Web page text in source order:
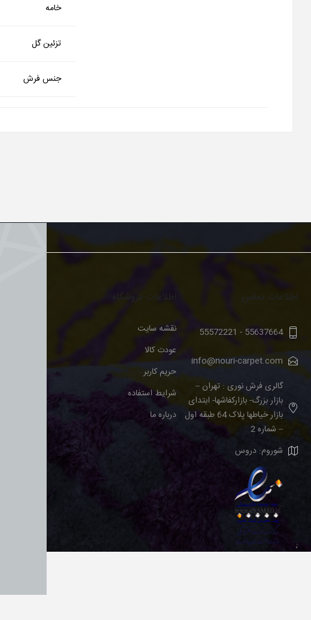
خامه
تزئین گل
جنس فرش
اطلاعات تماس
55637664
-
55572221
info@nouri-carpet.com
گالری فرش نوری : تهران –
بازار بزرگ- بازارکفاشها- ابتدای
بازار خیاطها پلاک 64 طبقه اول
– شماره 2
شوروم: دروس
;
اطلاعات فروشگاه
نقشه سایت
عودت کالا
حریم کاربر
شرایط استفاده
درباره ما